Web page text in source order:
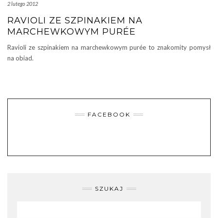
2 lutego 2012
RAVIOLI ZE SZPINAKIEM NA
MARCHEWKOWYM PURÉE
Ravioli ze szpinakiem na marchewkowym purée to znakomity pomysł
na obiad.
FACEBOOK
SZUKAJ